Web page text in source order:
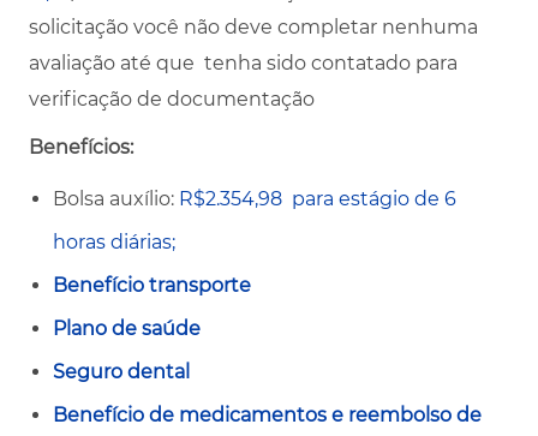
solicitação você não deve completar nenhuma
avaliação até que tenha sido contatado para
verificação de documentação
Benefícios:
Bolsa auxílio: R$2.354,98 para estágio de 6
horas diárias;
Benefício transporte
Plano de saúde
Seguro dental
Benefício de medicamentos e reembolso de